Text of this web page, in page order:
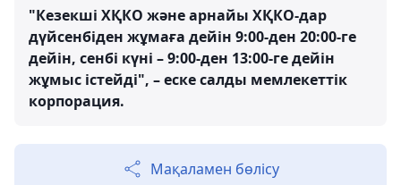
"Кезекші ХҚКО және арнайы ХҚКО-дар
дүйсенбіден жұмаға дейін 9:00-ден 20:00-ге
дейін, сенбі күні – 9:00-ден 13:00-ге дейін
жұмыс істейді", – еске салды мемлекеттік
корпорация.
Мақаламен бөлісу